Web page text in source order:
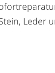
Leder